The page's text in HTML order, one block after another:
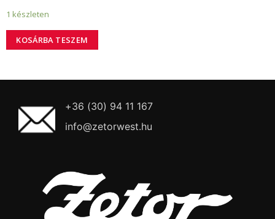
1 készleten
KOSÁRBA TESZEM
+36 (30) 94 11 167
info@zetorwest.hu